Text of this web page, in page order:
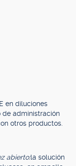
en diluciones
de administración
otros productos.
abierto:la solución